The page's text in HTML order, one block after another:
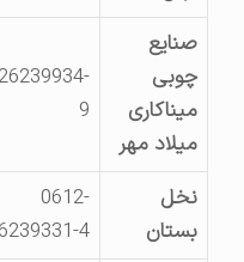
صنایع
چوبی
میناکاری
میلاد مهر
06126239934-
نخل
بستان
0612-
6239331-4